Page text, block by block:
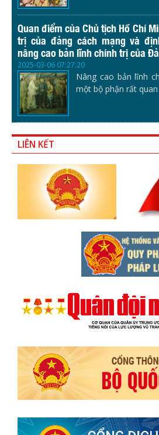
Quan điểm của Chủ tịch Hồ Chí
trị của đảng cách mạng và
nâng cao bản lĩnh chính trị của
2025-03-06 07:27:20
Nâng cao bản lĩnh
một bộ phận rất
LIÊN KẾT